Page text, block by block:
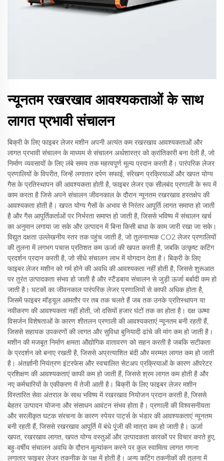
न्यूनतम रखरखाव आवश्यकताओं के साथ
लागत प्रभावी संचालन
बिक्री के लिए फाइबर लेजर मशीन अपनी अत्यंत कम रखरखाव आवश्यकताओं और
लागत प्रभावी संचालन के माध्यम से संचालन अर्थशास्त्र को क्रांतिकारी बना देती है, जो
निर्माण व्यवसायों के लिए लंबे समय तक महत्वपूर्ण मूल्य प्रदान करती है। पारंपरिक लेजर
प्रणालियों के विपरीत, जिन्हें लगातार दर्पण सफाई, संरेखण प्रक्रियाओं और खपत योग्य
गैस के प्रतिस्थापन की आवश्यकता होती है, फाइबर लेजर एक सीलबंद प्रणाली के रूप में
काम करता है जिसे अपने संचालन जीवनकाल के दौरान न्यूनतम रखरखाव हस्तक्षेप की
आवश्यकता होती है। खपत योग्य गैसों के अभाव से निरंतर आपूर्ति लागत समाप्त हो जाती
है और गैस आपूर्तिकर्ताओं पर निर्भरता समाप्त हो जाती है, जिससे भविष्य में संचालन खर्च
का अनुमान लगाया जा सके और उत्पादन में बिना किसी बाधा के काम जारी रखा जा सके।
विद्युत दक्षता उल्लेखनीय स्तर तक पहुंच जाती है, जो तुलनात्मक CO2 लेजर प्रणालियों
की तुलना में लगभग पचास प्रतिशत कम ऊर्जा की खपत करती है, जबकि उत्कृष्ट कटिंग
प्रदर्शन प्रदान करती है, जो सीधे संचालन लाभ में योगदान देता है। बिक्री के लिए
फाइबर लेजर मशीन को गर्म होने की अवधि की आवश्यकता नहीं होती है, जिससे शुरूआत
पर तुरंत उत्पादकता संभव हो जाती है और स्टैंडबाय संचालन से जुड़ी ऊर्जा बर्बादी कम हो
जाती है। घटकों का जीवनकाल पारंपरिक लेजर प्रणालियों से काफी अधिक होता है,
जिसमें फाइबर मॉड्यूल आमतौर पर तब तक चलते हैं जब तक उनके प्रतिस्थापन या
नवीकरण की आवश्यकता नहीं होती, जो दसियों हजार घंटों तक का होता है। दक्ष ऊष्मा
विसर्जन विशेषताओं के कारण शीतलन प्रणाली की आवश्यकताएं न्यूनतम बनी रहती हैं,
जिससे सहायक उपकरणों की लागत और सुविधा बुनियादी ढांचे की मांग कम हो जाती है।
मशीन की मजबूत निर्माण क्षमता औद्योगिक वातावरण को सहन करती है जबकि सटीकता
के प्रदर्शन को बनाए रखती है, जिससे अप्रत्याशित बंदी और मरम्मत लागत कम हो जाती
है। अंतर्ज्ञानी नियंत्रण इंटरफेस और स्वचालित सेटअप प्रक्रियाओं के कारण ऑपरेटर
प्रशिक्षण की आवश्यकताएं काफी कम हो जाती हैं, जिससे श्रम लागत कम होती है और
नए कर्मचारियों के एकीकरण में तेजी आती है। बिक्री के लिए फाइबर लेजर मशीन
विस्तारित सेवा अंतराल के साथ भविष्य में रखरखाव नियोजन प्रदान करती है, जिससे
बेहतर उत्पादन योजना और संसाधन आवंटन संभव होता है। प्रणाली की विश्वसनीयता
और सरलीकृत घटक संरचना के कारण स्पेयर पार्ट्स के भंडार की आवश्यकताएं न्यूनतम
बनी रहती हैं, जिससे रखरखाव आपूर्ति में बंधे पूंजी की मात्रा कम हो जाती है। ऊर्जा
खपत, रखरखाव लागत, खपत योग्य वस्तुओं और उत्पादकता कारकों पर विचार करते हुए,
बहु-वर्षीय संचालन अवधि के दौरान मूल्यांकन करने पर कुल स्वामित्व लागत गणना
लगातार फाइबर लेजर तकनीक के पक्ष में होती है। अन्य कटिंग तकनीकों की तुलना में